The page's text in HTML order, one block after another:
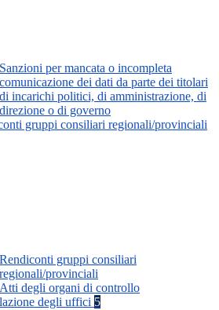
Sanzioni per mancata o incompleta
comunicazione dei dati da parte dei titolari
di incarichi politici, di amministrazione, di
direzione o di governo
gruppi consiliari regionali/provinciali
Rendiconti gruppi consiliari
regionali/provinciali
Atti degli organi di controllo
degli uffici 5